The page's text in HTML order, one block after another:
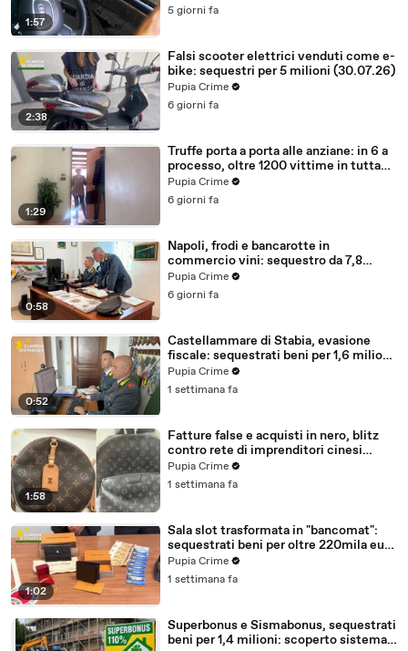
1:57
5 giorni fa
2:38
Falsi scooter elettrici venduti come e-
bike: sequestri per 5 milioni (30.07.26)
Pupia Crime
6 giorni fa
1:29
Truffe porta a porta alle anziane: in 6 a
processo, oltre 1200 vittime in tutta
Italia (30.07.26)
Pupia Crime
6 giorni fa
0:58
Napoli, frodi e bancarotte in
commercio vini: sequestro da 7,8
milioni (30.07.26)
Pupia Crime
6 giorni fa
0:52
Castellammare di Stabia, evasione
fiscale: sequestrati beni per 1,6 milioni
ad un consorzio navale (29.07.26)
Pupia Crime
1 settimana fa
1:58
Fatture false e acquisti in nero, blitz
contro rete di imprenditori cinesi
sequestri per 8,5 milioni (29.07.26)
Pupia Crime
1 settimana fa
1:02
Sala slot trasformata in "bancomat":
sequestrati beni per oltre 220mila euro
a due coniugi (29.07.26)
Pupia Crime
1 settimana fa
Superbonus e Sismabonus, sequestrati
beni per 1,4 milioni: scoperto sistema